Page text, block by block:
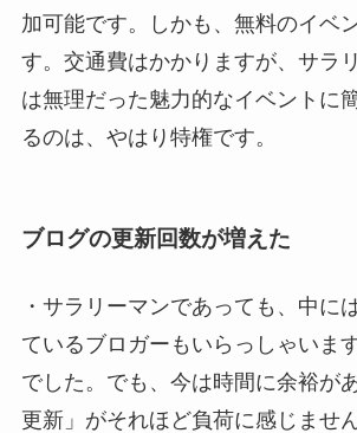
加可能です。しかも、無料のイベ
す。交通費はかかりますが、サラ
は無理だった魅力的なイベントに
るのは、やはり特権です。
ブログの更新回数が増えた
・サラリーマンであっても、中に
ているブロガーもいらっしゃいま
でした。でも、今は時間に余裕が
更新」がそれほど負荷に感じませ